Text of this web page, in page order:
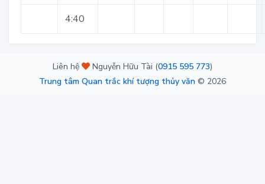
4:40
Liên hệ Nguyễn Hữu Tài (0915 595 773)
Trung tâm Quan trắc khí tượng thủy văn © 2026